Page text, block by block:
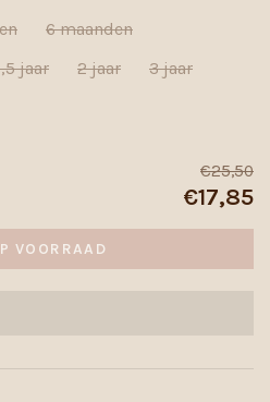
6 maanden
jaar 2 jaar
3 jaar
€25,50
€17,85
VOORRAAD